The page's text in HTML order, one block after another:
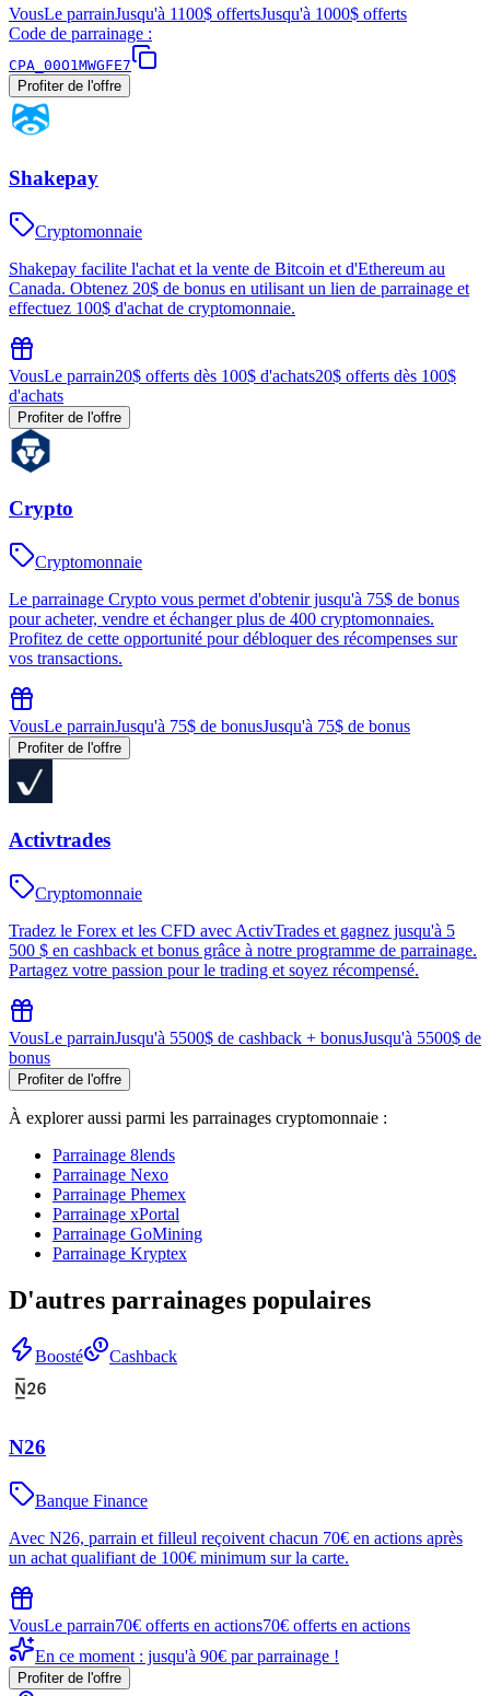
VousLe parrainJusqu'à 1100$ offertsJusqu'à 1000$ offerts
Code de parrainage :
CPA_00O1MWGFE7
Profiter de l'offre
Shakepay
Cryptomonnaie
Shakepay facilite l'achat et la vente de Bitcoin et d'Ethereum au
Canada. Obtenez 20$ de bonus en utilisant un lien de parrainage et
effectuez 100$ d'achat de cryptomonnaie.
VousLe parrain20$ offerts dès 100$ d'achats20$ offerts dès 100$
d'achats
Profiter de l'offre
Crypto
Cryptomonnaie
Le parrainage Crypto vous permet d'obtenir jusqu'à 75$ de bonus
pour acheter, vendre et échanger plus de 400 cryptomonnaies.
Profitez de cette opportunité pour débloquer des récompenses sur
vos transactions.
VousLe parrainJusqu'à 75$ de bonusJusqu'à 75$ de bonus
Profiter de l'offre
Activtrades
Cryptomonnaie
Tradez le Forex et les CFD avec ActivTrades et gagnez jusqu'à 5
500 $ en cashback et bonus grâce à notre programme de parrainage.
Partagez votre passion pour le trading et soyez récompensé.
VousLe parrainJusqu'à 5500$ de cashback + bonusJusqu'à 5500$ de
bonus
Profiter de l'offre
À explorer aussi parmi les parrainages cryptomonnaie :
Parrainage 8lends
Parrainage Nexo
Parrainage Phemex
Parrainage xPortal
Parrainage GoMining
Parrainage Kryptex
D'autres parrainages populaires
Boosté Cashback
N26
Banque Finance
Avec N26, parrain et filleul reçoivent chacun 70€ en actions après
un achat qualifiant de 100€ minimum sur la carte.
VousLe parrain70€ offerts en actions70€ offerts en actions
En ce moment : jusqu'à 90€ par parrainage !
Profiter de l'offre